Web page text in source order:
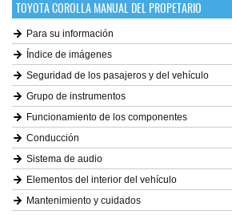
TOYOTA COROLLA MANUAL DEL PROPETARIO
Para su información
Índice de imágenes
Seguridad de los pasajeros y del vehículo
Grupo de instrumentos
Funcionamiento de los componentes
Conducción
Sistema de audio
Elementos del interior del vehículo
Mantenimiento y cuidados